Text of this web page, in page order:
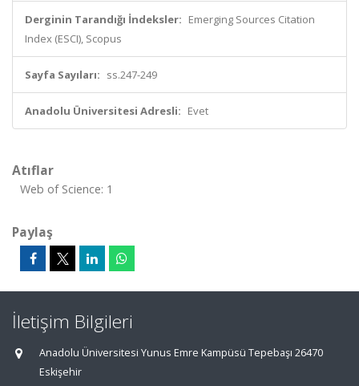
Derginin Tarandığı İndeksler: Emerging Sources Citation
Index (ESCI), Scopus
Sayfa Sayıları: ss.247-249
Anadolu Üniversitesi Adresli: Evet
Atıflar
Web of Science: 1
Paylaş
İletişim Bilgileri
Anadolu Üniversitesi Yunus Emre Kampüsü Tepebaşı 26470
Eskişehir